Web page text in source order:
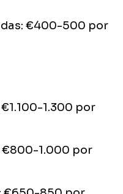
€400-500 por
1.300 por
€800-1.000 por